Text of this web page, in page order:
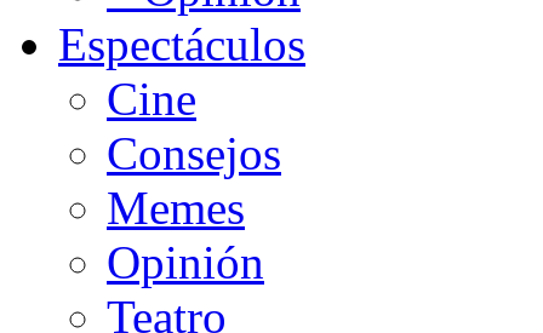
Espectáculos
Cine
Consejos
Memes
Opinión
Teatro